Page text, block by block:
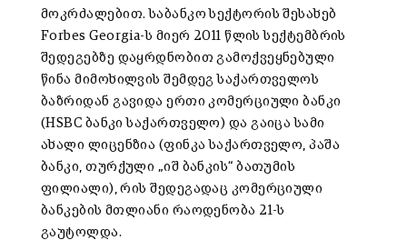
მოკრძალებით. საბანკო სექტორის შესახებ
Forbes Georgia-ს მიერ 2011 წლის სექტემბრის
შედეგებზე დაყრდნობით გამოქვეყნებული
წინა მიმოხილვის შემდეგ საქართველოს
ბაზრიდან გავიდა ერთი კომერციული ბანკი
(HSBC ბანკი საქართველო) და გაიცა სამი
ახალი ლიცენზია (ფინკა საქართველო, პაშა
ბანკი, თურქული „იშ ბანკის“ ბათუმის
ფილიალი), რის შედეგადაც კომერციული
ბანკების მთლიანი რაოდენობა 21-ს
გაუტოლდა.